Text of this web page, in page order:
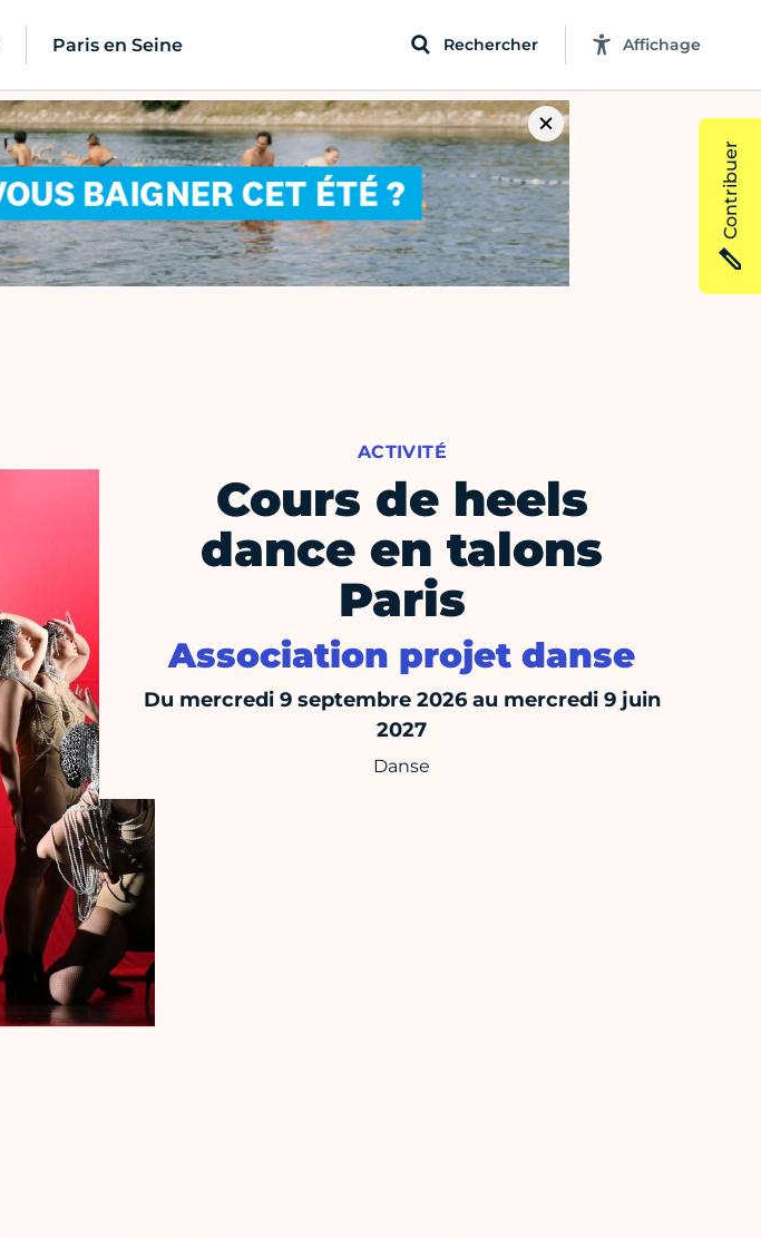
Paris en Seine Rechercher Affichage
ACTIVITÉ
Cours de heels
dance en talons
Paris
Association projet danse
Du mercredi 9 septembre 2026 au mercredi 9 juin
2027
Danse
Contribuer